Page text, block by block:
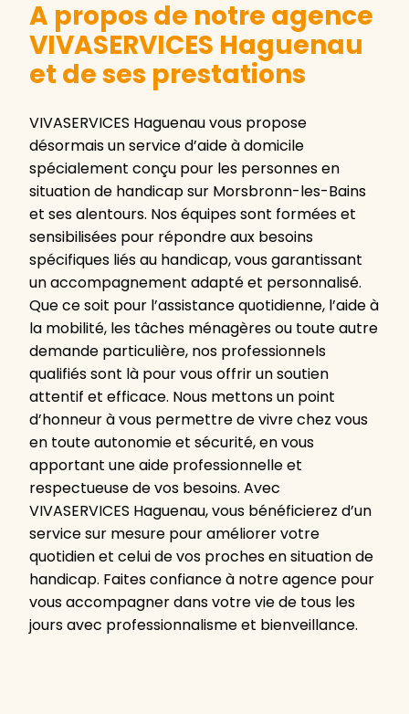
A propos de notre agence
VIVASERVICES Haguenau
et de ses prestations
VIVASERVICES Haguenau vous propose
désormais un service d’aide à domicile
spécialement conçu pour les personnes en
situation de handicap sur Morsbronn-les-Bains
et ses alentours. Nos équipes sont formées et
sensibilisées pour répondre aux besoins
spécifiques liés au handicap, vous garantissant
un accompagnement adapté et personnalisé.
Que ce soit pour l’assistance quotidienne, l’aide à
la mobilité, les tâches ménagères ou toute autre
demande particulière, nos professionnels
qualifiés sont là pour vous offrir un soutien
attentif et efficace. Nous mettons un point
d’honneur à vous permettre de vivre chez vous
en toute autonomie et sécurité, en vous
apportant une aide professionnelle et
respectueuse de vos besoins. Avec
VIVASERVICES Haguenau, vous bénéficierez d’un
service sur mesure pour améliorer votre
quotidien et celui de vos proches en situation de
handicap. Faites confiance à notre agence pour
vous accompagner dans votre vie de tous les
jours avec professionnalisme et bienveillance.